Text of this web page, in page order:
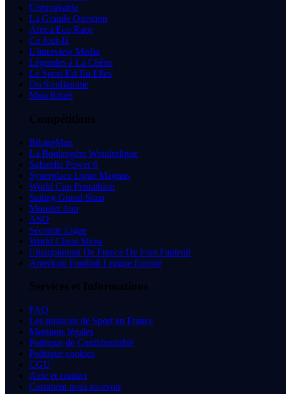
Unbreakable
La Grande Question
Africa Eco Race
Ce Jour-là
L'interview Media
Légendes à La Chêne
Le Sport Est En Elles
On S'enflamme
Mon Rituel
Compétitions
BikingMan
La Boulangère Wonderligue
Saforelle Power 6
Synerglace Ligue Magnus
World Cup Pentathlon
Sailing Grand Slam
Monster Jam
ASO
Seconde Ligue
World Chess Show
Championnat De France De Foot Fauteuil
American Football League Europe
Services et Informations
FAQ
Les missions de Sport en France
Mentions légales
Politique de Confidentialité
Politique cookies
CGU
Aide et contact
Comment nous recevoir